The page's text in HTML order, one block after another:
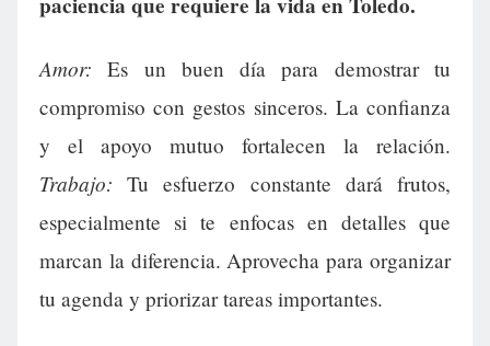
Amor: Es un buen día para demostrar tu
compromiso con gestos sinceros. La confianza
y el apoyo mutuo fortalecen la relación.
Trabajo: Tu esfuerzo constante dará frutos,
especialmente si te enfocas en detalles que
marcan la diferencia. Aprovecha para organizar
tu agenda y priorizar tareas importantes.